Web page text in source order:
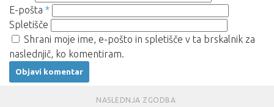
E-pošta *
Spletišče
Shrani moje ime, e-pošto in spletišče v ta brskalnik za
naslednjič, ko komentiram.
NASLEDNJA ZGODBA